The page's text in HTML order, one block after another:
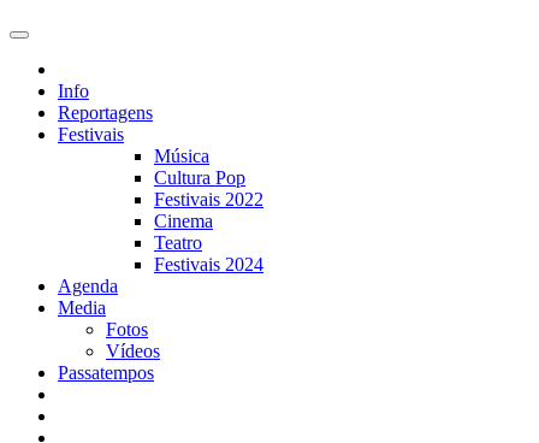
Info
Reportagens
Festivais
Música
Cultura Pop
Festivais 2022
Cinema
Teatro
Festivais 2024
Agenda
Media
Fotos
Vídeos
Passatempos